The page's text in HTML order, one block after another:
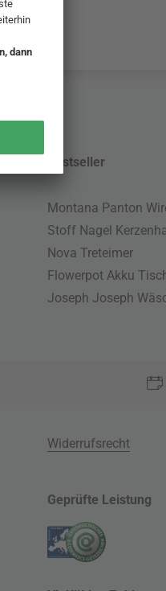
Bestseller
Montana Panton
Stoff Nagel
Nova Treteimer
Flowerpot Akku
Joseph Joseph
Widerrufsrecht
Geprüfte Leistung